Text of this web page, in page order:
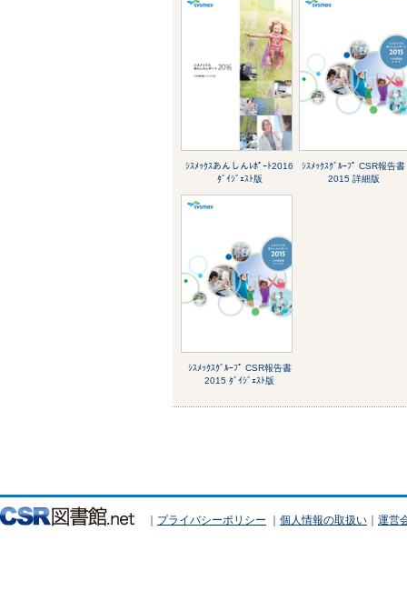
ｼｽﾒｯｸｽあんしんﾚﾎﾟｰﾄ2016
ﾀﾞｲｼﾞｪｽﾄ版
ｼｽﾒｯｸｽｸﾞﾙｰﾌﾟ CSR報告書
2015 詳細版
ｼｽﾒｯｸｽｸﾞﾙｰﾌﾟ CSR報告書
2015 ﾀﾞｲｼﾞｪｽﾄ版
｜ プライバシーポリシー ｜ 個人情報の取扱い ｜ 運営